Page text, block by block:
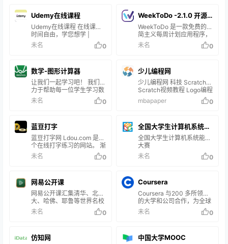
Udemy在线课程
Udemy在线课程 在线课程 -
时间自由，学您想学 |
Udemy
未名 0
WeekToDo -2.1.0 开源
的待办列表和日历
WeekToDo 是一款免费的极
简主义每周计划应用程序，
专注于隐私。 使用待办事项
列表和日历安排您的任务和
体验： 简洁、有日历跟待
办、开源免费，这三点集合
就是我一直想找的待办软
件。 （项目介绍有写能在
线，但我只找到了能在线更
享一下。 .数据管理 没有同
步功能，只能本地导入导出
数据。 …
未名 0
数学-图形计算器
让我们一起学习吧！ 我们致
力于帮助每一位学生学习数
学并爱上数学。 关于
Desmos Studio Desmos
学、爱上数学并在数学的陪
伴下成长。我们深信，每个
人都是潜在的数学家，有些
人只是没有得到必要的机
会、鼓励或工具来发现自己
性和无障碍功能作为重中之
重。全球每年有超过 7500
万人使用我们…
未名 0
少儿编程网
少儿编程网 科技 Scratch
Scratch视频教程 Logo编程
Greenfoot KODU Python
ScratchJR 编程大作战
mbapaper 0
蓝豆打字
蓝豆打字网 Ldou.com 是一
个在线打字练习的网站。 渐
进式、智能辅助、强化记忆
未名 0
全国大学生计算机系统能
力大赛
全国大学生计算机系统能力
大赛
未名
0
网易公开课
网易公开课汇集清华、北
大、哈佛、耶鲁等世界名校
共上千门课程，覆盖科学、
经济、人文、哲学等22个领
识。
未名 0
Coursera
Coursera 与200 多所领先
的大学和公司合作，为全球
的个人和组织提供灵活、价
格合理、与工作相关的在线
到就业证书和学位课程。
未名 0
仿知网 中国大学MOOC